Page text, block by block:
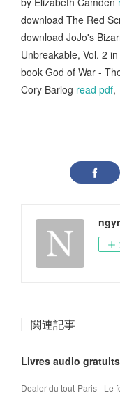
download The Red
download JoJo's
Unbreakable, Vol. 2
book God of War -
Cory Barlog read pdf,
関連記事
Livres audio
Dealer du tout-Paris - Le